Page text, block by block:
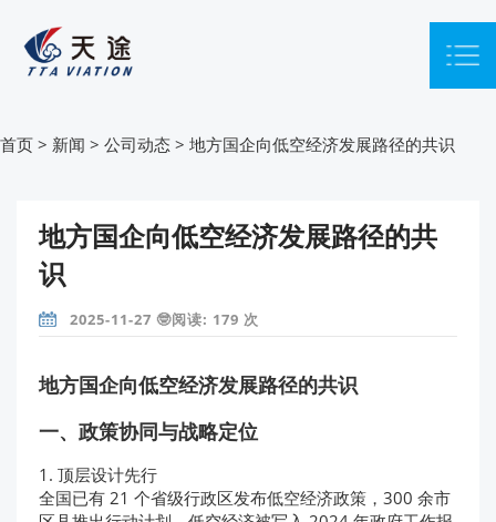
首页 > 新闻 > 公司动态 > 地方国企向低空经济发展路径的共识
地方国企向低空经济发展路径的共
识
2025-11-27 🤓阅读: 179 次
地方国企向低空经济发展路径的共识
一、政策协同与战略定位
1. 顶层设计先行
全国已有 21 个省级行政区发布低空经济政策，300 余市